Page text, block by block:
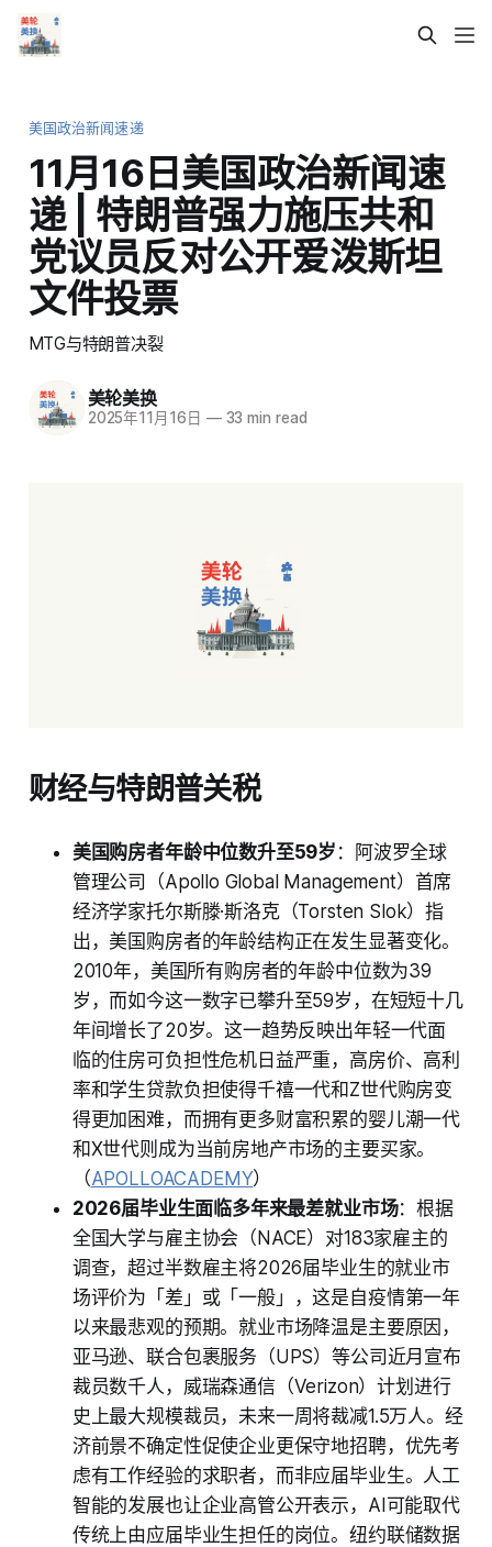
美国政治新闻速递
11月16日美国政治新闻速
递 | 特朗普强力施压共和
党议员反对公开爱泼斯坦
文件投票
MTG与特朗普决裂
美轮美换
2025年11月16日 —33 min read
财经与特朗普关税
美国购房者年龄中位数升至59岁 ：阿波罗全球
管理公司（Apollo Global Management）首席
经济学家托尔斯滕·斯洛克（Torsten Slok）指
出，美国购房者的年龄结构正在发生显著变化。
2010年，美国所有购房者的年龄中位数为39
岁，而如今这一数字已攀升至59岁，在短短十几
年间增长了20岁。这一趋势反映出年轻一代面
临的住房可负担性危机日益严重，高房价、高利
率和学生贷款负担使得千禧一代和Z世代购房变
得更加困难，而拥有更多财富积累的婴儿潮一代
和X世代则成为当前房地产市场的主要买家。
（APOLLOACADEMY）
2026届毕业生面临多年来最差就业市场：根据
全国大学与雇主协会（NACE）对183家雇主的
调查，超过半数雇主将2026届毕业生的就业市
场评价为「差」或「一般」，这是自疫情第一年
以来最悲观的预期。就业市场降温是主要原因，
亚马逊、联合包裹服务（UPS）等公司近月宣布
裁员数千人，威瑞森通信（Verizon）计划进行
史上最大规模裁员，未来一周将裁减1.5万人。经
济前景不确定性促使企业更保守地招聘，优先考
虑有工作经验的求职者，而非应届毕业生。人工
智能的发展也让企业高管公开表示，AI可能取代
传统上由应届毕业生担任的岗位。纽约联储数据